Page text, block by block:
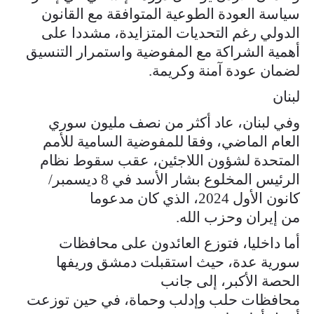
سياسة العودة الطوعية المتوافقة مع القانون
الدولي رغم التحديات المتزايدة، مشددا على
أهمية الشراكة مع المفوضية واستمرار التنسيق
لضمان عودة آمنة وكريمة.
لبنان
وفي لبنان، عاد أكثر من نصف مليون سوري
العام الماضي، وفقا للمفوضية السامية للأمم
المتحدة لشؤون اللاجئين، عقب سقوط نظام
الرئيس المخلوع بشار الأسد في 8 ديسمبر/
كانون الأول 2024، الذي كان مدعوما
من إيران وحزب الله.
أما داخليا، فتوزع العائدون على محافظات
سورية عدة، حيث استقبلت دمشق وريفها
الحصة الأكبر، إلى جانب
محافظات حلب وإدلب وحماة، في حين توزعت